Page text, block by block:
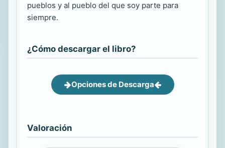
pueblos y al pueblo del que soy parte para
siempre.
¿Cómo descargar el libro?
Opciones de Descarga
Valoración